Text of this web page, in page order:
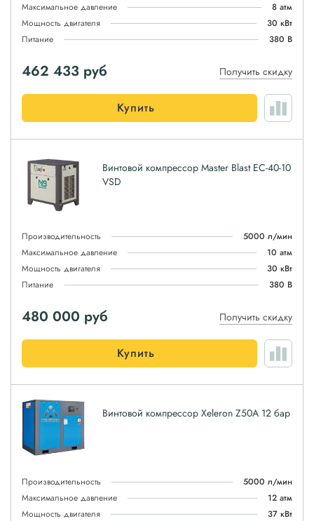
Максимальное давление
8 атм
Мощность двигателя
30 кВт
Питание
380 В
462 433 руб Получить скидку
Купить
Винтовой компрессор Master Blast EC-40-10
VSD
Производительность
5000 л/мин
Максимальное давление
10 атм
Мощность двигателя
30 кВт
Питание
380 В
480 000 руб Получить скидку
Купить
Винтовой компрессор Xeleron Z50A 12 бар
Производительность
5000 л/мин
Максимальное давление
12 атм
Мощность двигателя
37 кВт